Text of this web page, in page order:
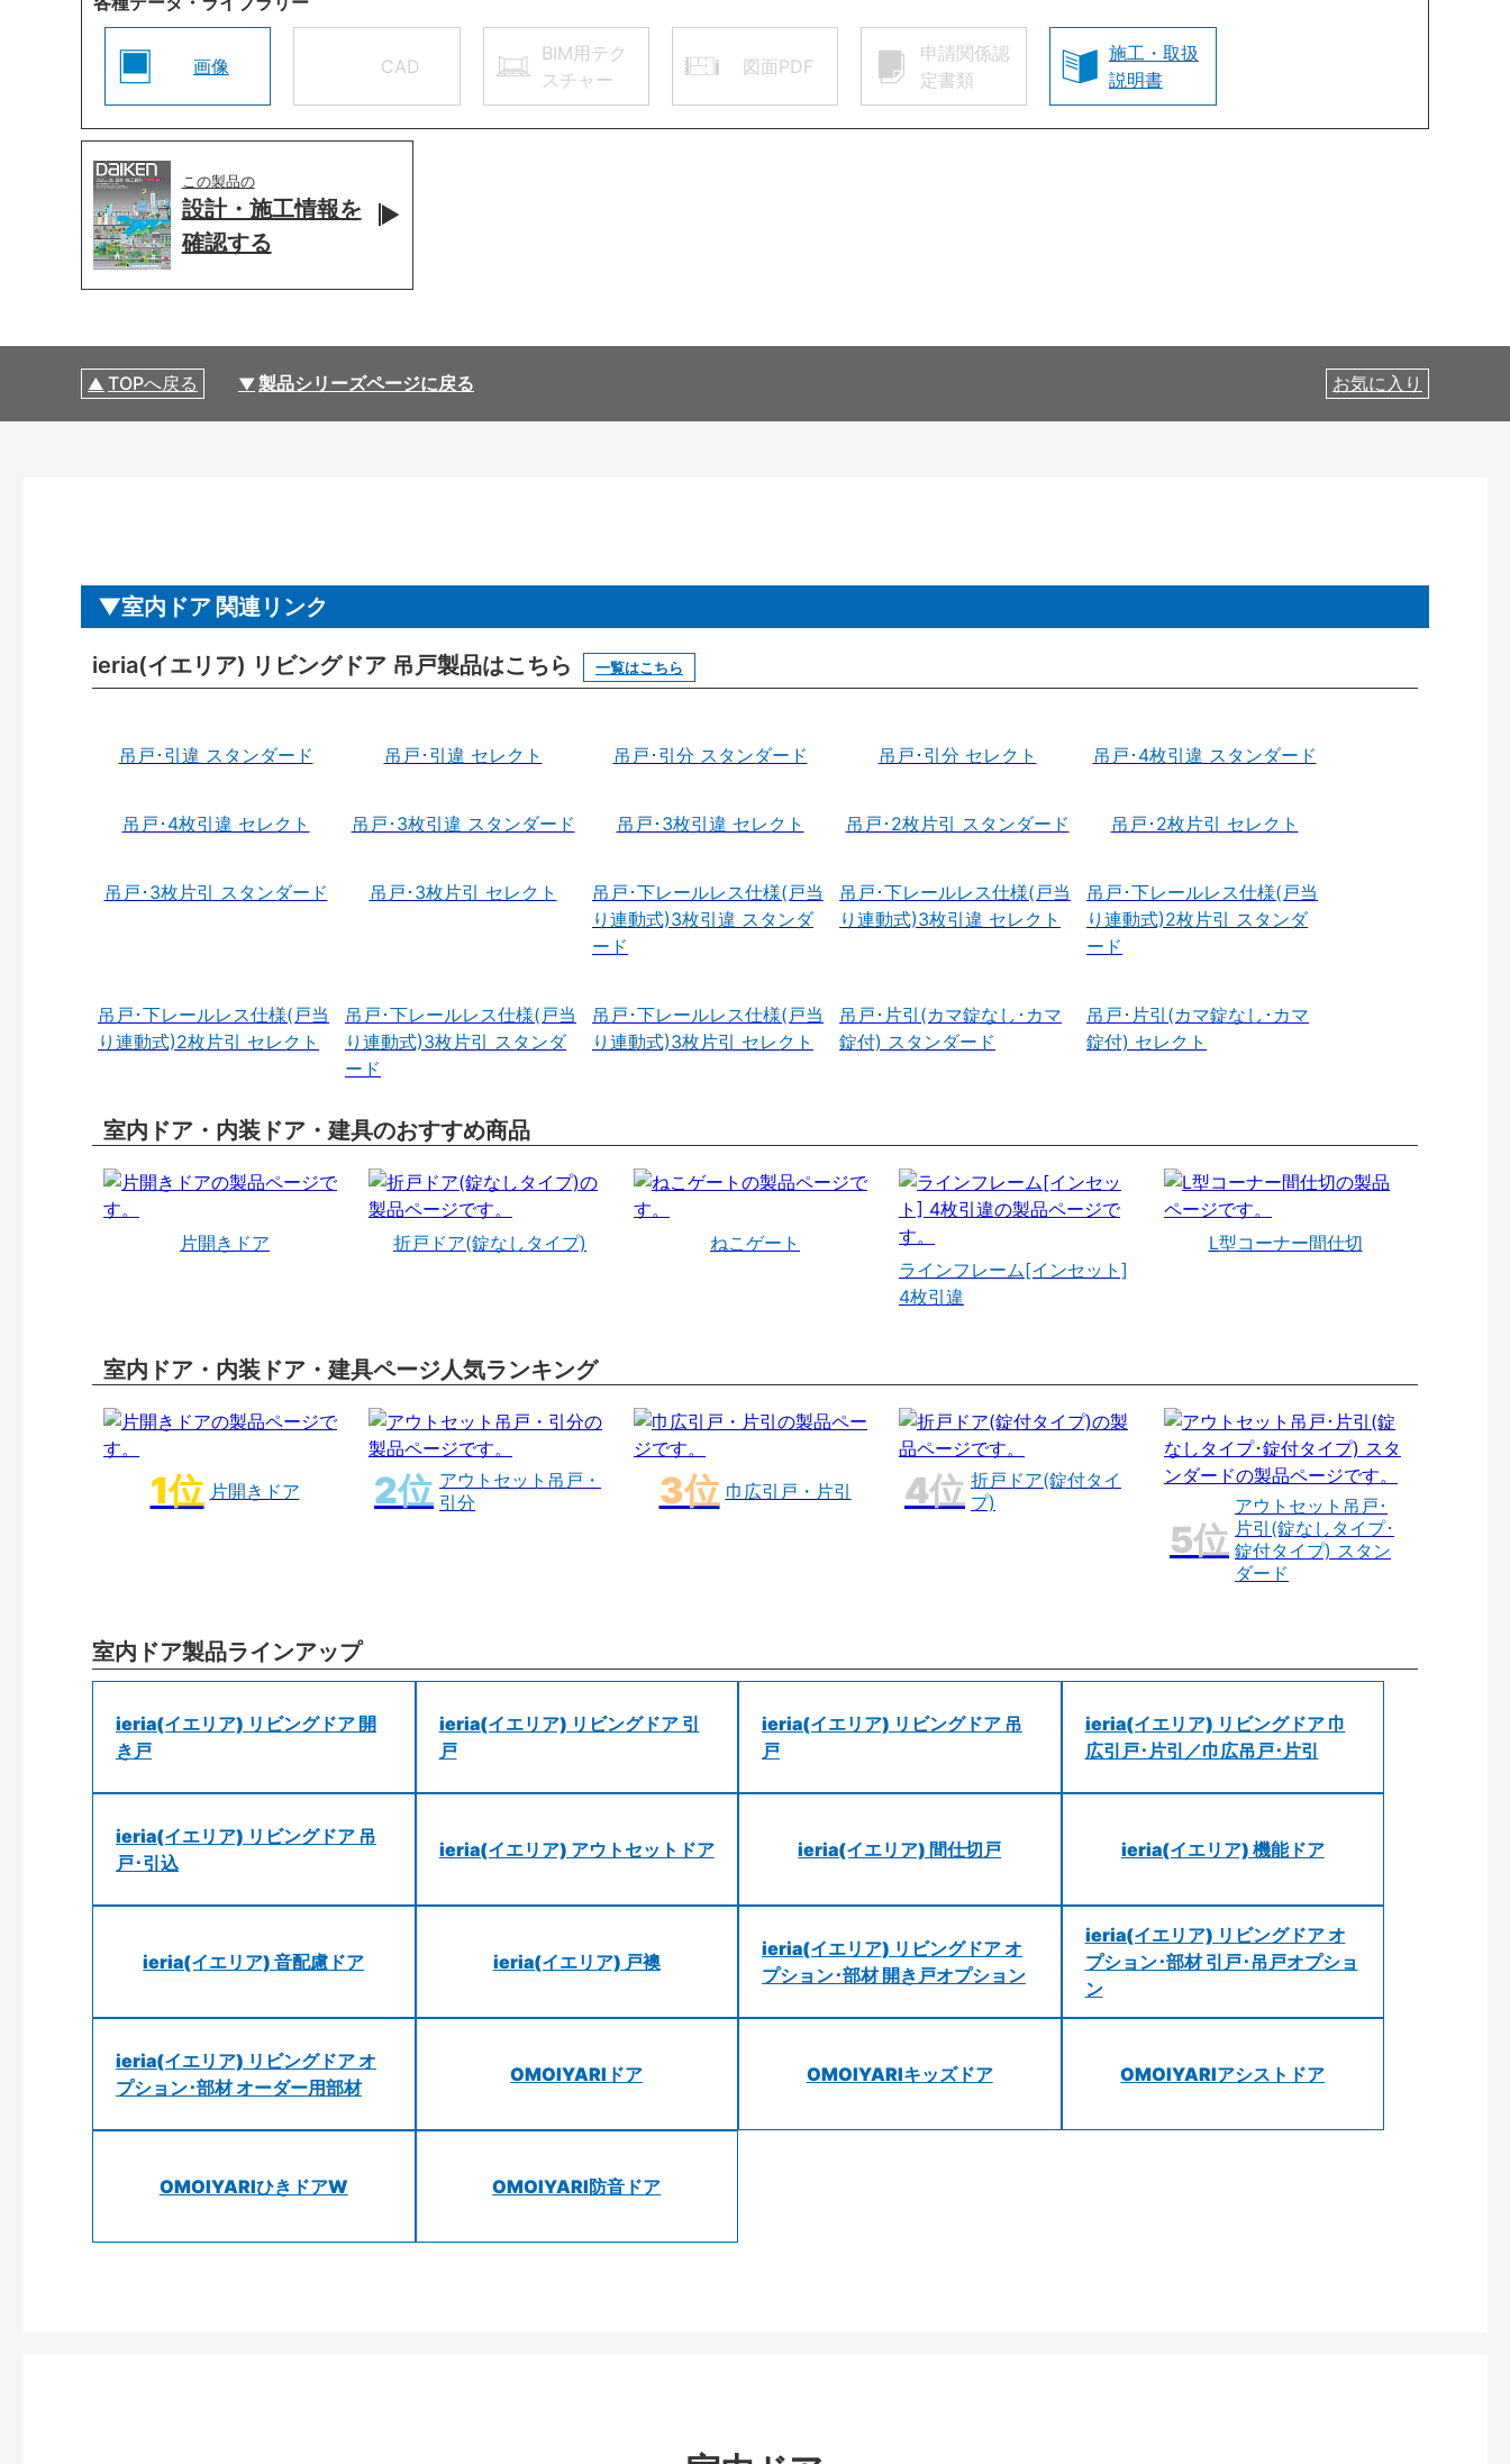
画像 CAD
BIM用テク
スチャー
図面PDF
申請関係認
定書類
施工・取扱
説明書
この製品の
設計・施工情報を
確認する
TOPへ戻る 製品シリーズページに戻る お気に入り
室内ドア 関連リンク
ieria(イエリア) リビングドア 吊戸製品はこちら 一覧はこちら
吊戸･引違 スタンダード 吊戸･引違 セレクト 吊戸･引分 スタンダード 吊戸･引分 セレクト 吊戸･4枚引違 スタンダード
吊戸･4枚引違 セレクト 吊戸･3枚引違 スタンダード 吊戸･3枚引違 セレクト 吊戸･2枚片引 スタンダード 吊戸･2枚片引 セレクト
吊戸･3枚片引 スタンダード 吊戸･3枚片引 セレクト
吊戸･下レールレス仕様(戸当
り連動式)3枚引違 スタンダ
ード
吊戸･下レールレス仕様(戸当
り連動式)3枚引違 セレクト
吊戸･下レールレス仕様(戸当
り連動式)2枚片引 スタンダ
ード
吊戸･下レールレス仕様(戸当
り連動式)2枚片引 セレクト
吊戸･下レールレス仕様(戸当
り連動式)3枚片引 スタンダ
ード
吊戸･下レールレス仕様(戸当
り連動式)3枚片引 セレクト
吊戸･片引(カマ錠なし･カマ
錠付) スタンダード
吊戸･片引(カマ錠なし･カマ
錠付) セレクト
室内ドア・内装ドア・建具のおすすめ商品
片開きドア 折戸ドア(錠なしタイプ)
ねこゲート
ラインフレーム[インセット]
4枚引違
L型コーナー間仕切
室内ドア・内装ドア・建具ページ人気ランキング
片開きドア
アウトセット吊戸・
引分
巾広引戸・片引
折戸ドア(錠付タイ
プ)
アウトセット吊戸･
片引(錠なしタイプ･
錠付タイプ) スタン
ダード
室内ドア製品ラインアップ
ieria(イエリア) リビングドア 開
き戸
ieria(イエリア) リビングドア 引
戸
ieria(イエリア) リビングドア 吊
戸
ieria(イエリア) リビングドア 巾
広引戸･片引／巾広吊戸･片引
ieria(イエリア) リビングドア 吊
戸･引込
ieria(イエリア) アウトセットドア ieria(イエリア) 間仕切戸 ieria(イエリア) 機能ドア
ieria(イエリア) 音配慮ドア ieria(イエリア) 戸襖
ieria(イエリア) リビングドア オ
プション･部材 開き戸オプション
ieria(イエリア) リビングドア オ
プション･部材 引戸･吊戸オプショ
ン
ieria(イエリア) リビングドア オ
プション･部材 オーダー用部材
OMOIYARIドア OMOIYARIキッズドア OMOIYARIアシストドア
OMOIYARIひきドアW OMOIYARI防音ドア